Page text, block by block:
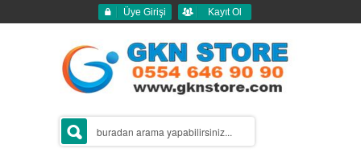
Üye Girişi Kayıt Ol